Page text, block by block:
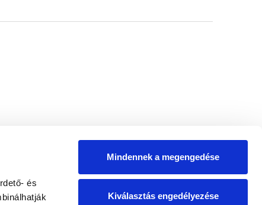
és
Mindennek a megengedése
Kiválasztás engedélyezése